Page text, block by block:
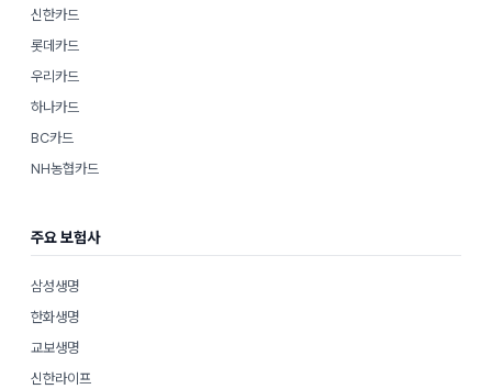
신한카드
롯데카드
우리카드
하나카드
BC카드
NH농협카드
주요 보험사
삼성생명
한화생명
교보생명
신한라이프